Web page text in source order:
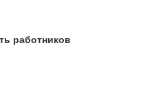
работников